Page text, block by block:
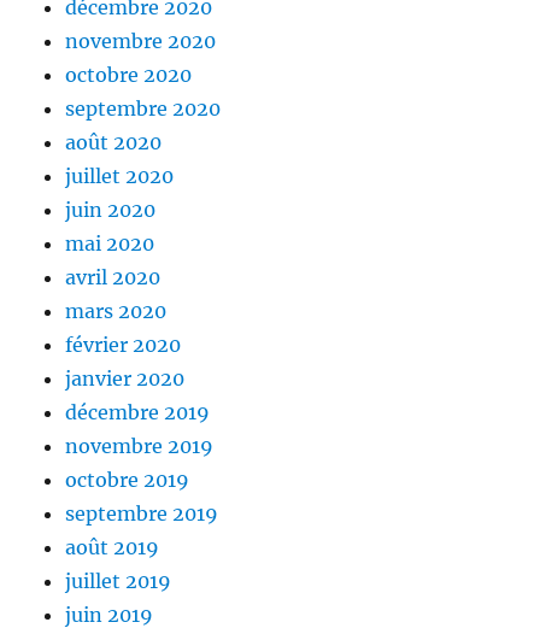
décembre 2020
novembre 2020
octobre 2020
septembre 2020
août 2020
juillet 2020
juin 2020
mai 2020
avril 2020
mars 2020
février 2020
janvier 2020
décembre 2019
novembre 2019
octobre 2019
septembre 2019
août 2019
juillet 2019
juin 2019